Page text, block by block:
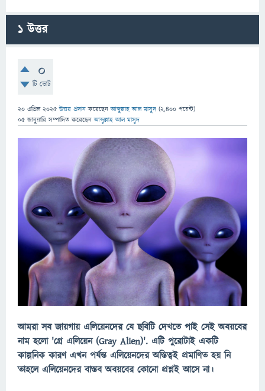
1উত্তর
0
টি ভোট
20 এপ্রিল 2025 উত্তর প্রদান করেছেনআব্দুল্লাহ আল মাসুদ (2,400 পয়েন্ট)
05 জানুয়ারি সম্পাদিত করেছেনআব্দুল্লাহ আল মাসুদ
আমরা সব জায়গায় এলিয়েনদের যে ছবিটি দেখতে পাই সেই অবয়বের
নাম হলো 'গ্রে এলিয়েন (Gray Alien)'. এটি পুরোটাই একটি
কাল্পনিক কারণ এখন পর্যন্ত এলিয়েনদের অস্তিত্বই প্রমাণিত হয় নি
তাহলে এলিয়েনদের বাস্তব অবয়বের কোনো প্রশ্নই আসে না।